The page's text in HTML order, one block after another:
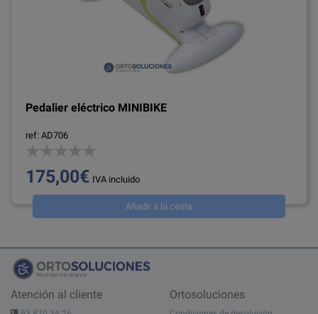
Pedalier eléctrico MINIBIKE
ref: AD706
175,00€ IVA incluido
Añadir a la cesta
Atención al cliente Ortosoluciones